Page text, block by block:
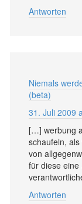
Antworten
Niemals
(beta)
31. Juli 2009
[…] werbung
schaufeln,
von
für diese
Antworten